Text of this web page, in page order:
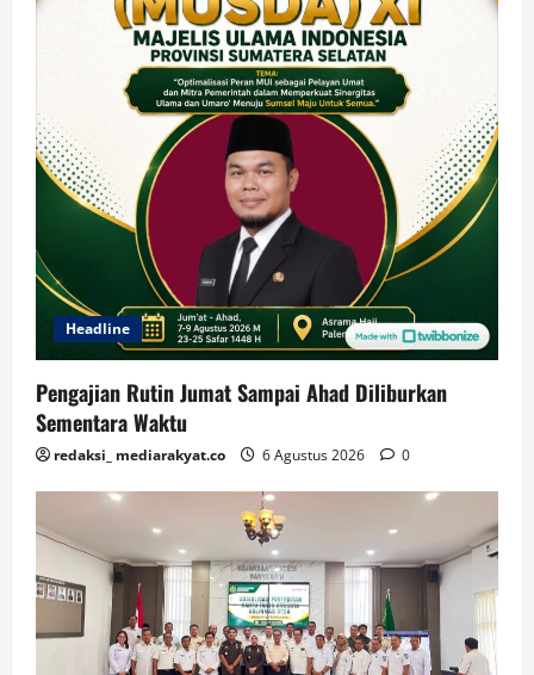
Headline
Pengajian Rutin Jumat Sampai Ahad Diliburkan
Sementara Waktu
redaksi_ mediarakyat.co 6 Agustus 2026 0